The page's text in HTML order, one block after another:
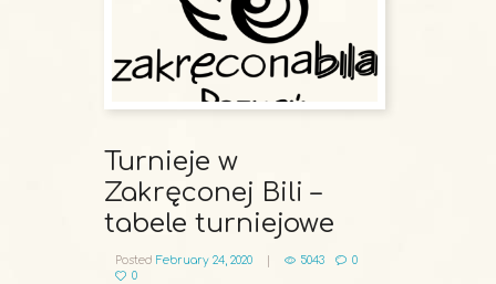
Turnieje w
Zakręconej Bili –
tabele turniejowe
Posted February 24, 2020 5043
0
0